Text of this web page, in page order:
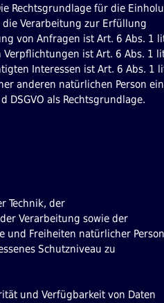
Rechtsgrundlage für die
Verarbeitung zur Erfüllung
von Anfragen ist Art. 6 Abs. 1
ist Art. 6 Abs. 1
Interessen ist Art. 6 Abs. 1
anderen natürlichen Person
als Rechtsgrundlage.
Technik, der
Verarbeitung sowie der
und Freiheiten natürlicher
Schutzniveau zu
und Verfügbarkeit von Daten